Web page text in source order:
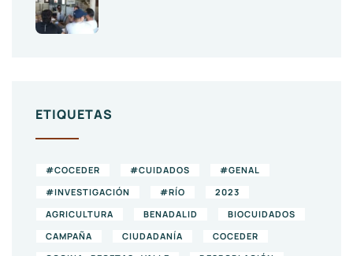
ETIQUETAS
#COCEDER #CUIDADOS
#GENAL
#INVESTIGACIÓN
#RÍO
2023
AGRICULTURA
BENADALID
BIOCUIDADOS
CAMPAÑA
CIUDADANÍA
COCEDER